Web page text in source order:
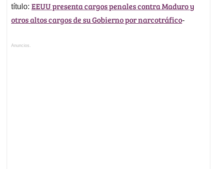
título: EEUU presenta cargos penales contra Maduro y
otros altos cargos de su Gobierno por narcotráfico-
Anuncios.